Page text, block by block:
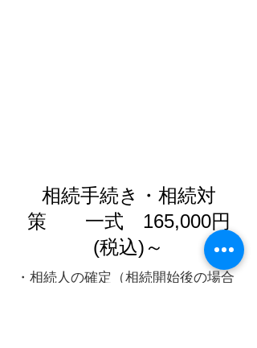
相続手続き・相続対
策 一式 165,000円
(税込)～
・相続人の確定（相続開始後の場合